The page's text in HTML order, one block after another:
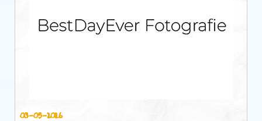
03-05-2026